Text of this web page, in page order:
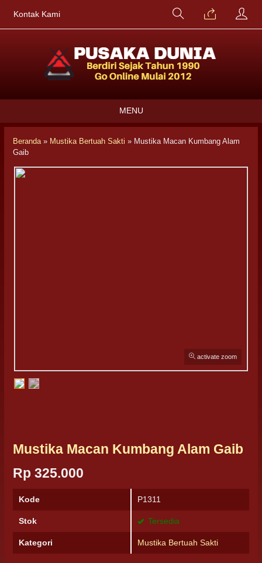
Kontak Kami
MENU
Beranda» Mustika Bertuah Sakti » Mustika Macan Kumbang Alam
Gaib
activate zoom
Mustika Macan Kumbang Alam Gaib
Rp 325.000
Kode P1311
Stok Tersedia
Kategori Mustika Bertuah Sakti